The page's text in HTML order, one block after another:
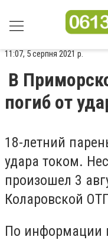
11:07, 5 серпня 2021 р.
В
погиб от
18-летний
удара током.
произошел 3
Коларовской
По информации